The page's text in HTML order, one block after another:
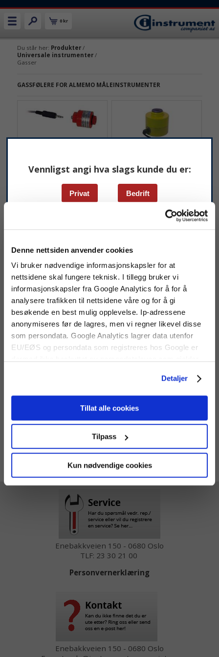
Denne nettsiden anvender cookies
Vi bruker nødvendige informasjonskapsler for at
nettsidene skal fungere teknisk. I tillegg bruker vi
informasjonskapsler fra Google Analytics for å for å
analysere trafikken til nettsidene våre og for å gi
besøkende en best mulig opplevelse. Ip-adressene
anonymiseres før de lagres, men vi regner likevel disse
som persondata. Google Analytics lagrer data utenfor
EU/EØS og persondata som registreres hos Google er
Detaljer
Tillat alle cookies
Tilpass
Kun nødvendige cookies
Vennligst angi hva slags kunde du er:
Privat Bedrift
0 kr
Du står her: Produkter/
Universale instrumenter/
Gasser
GASSFØLERE FOR ALMEMO MÅLEINSTRUMENTER
Ahlborn FYA600O2 O2
føler
Oksygenføler til Almemo
Ahlborn FYA600CO CO-
føler
CO-føler til ALMEMO
Ahlborn FYA600CO2 CO2-
føler
CO2-føler som passer til
Ahlborn FYA600A
gassføler
Gassføler for forskjellige
ALMEMO måleinstrumenter.
Vis priser inkl mva
Enebakkveien 150 - 0680 Oslo
TLF: 23 30 21 00
Personvernerklæring
Enebakkveien 150 - 0680 Oslo